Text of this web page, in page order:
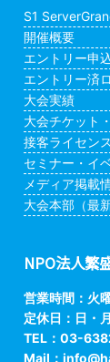
NPO法人繁
営業時間：
定休日：日・
TEL：03-
Mail：
S1
開催概要
エントリー申
エントリー済
大会実績
大会チケット
接客ライセン
セミナー・イ
メディア掲載
大会本部（最